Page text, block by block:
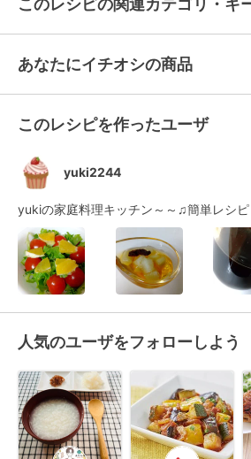
あなたにイチオシの商品
このレシピを作ったユーザ
yuki2244
yukiの家庭料理キッチン～～♫簡単レシピ
人気のユーザをフォローしよう